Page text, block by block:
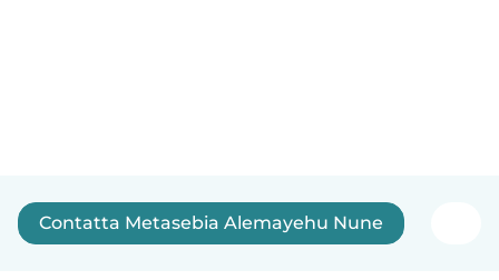
Contatta Metasebia Alemayehu Nune